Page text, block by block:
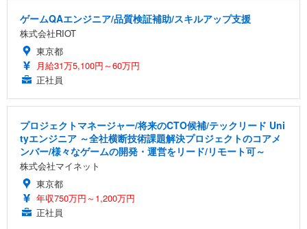
ゲームQAエンジニア/品質検証補助/スキルアップ支援
株式会社RIOT
東京都
月給31万5,100円～60万円
正社員
プロジェクトマネージャー/将来のCTO候補/テックリード Uni
tyエンジニア ～全社横断技術課題解決プロジェクトのコアメ
ンバー/様々なゲームの開発・運営をリード/リモート可～
株式会社マイネット
東京都
年収750万円～1,200万円
正社員